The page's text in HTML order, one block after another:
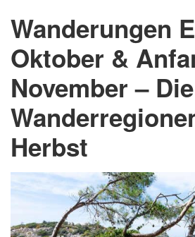
Wanderungen
Oktober &
November –
Herbst